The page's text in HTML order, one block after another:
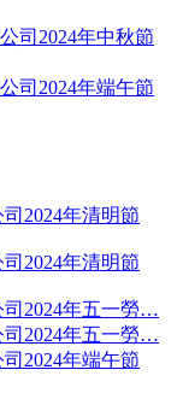
司2024年中秋節
司2024年端午節
2024年清明節
2024年清明節
司2024年五一勞…
司2024年五一勞…
2024年端午節